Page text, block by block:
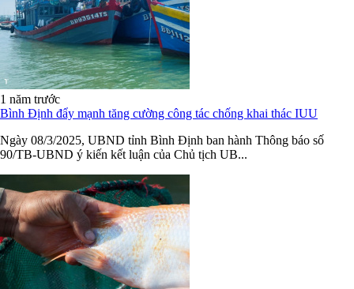
1 năm trước
Bình Định đẩy mạnh tăng cường công tác chống khai thác IUU
Ngày 08/3/2025, UBND tỉnh Bình Định ban hành Thông báo số
90/TB-UBND ý kiến kết luận của Chủ tịch UB...